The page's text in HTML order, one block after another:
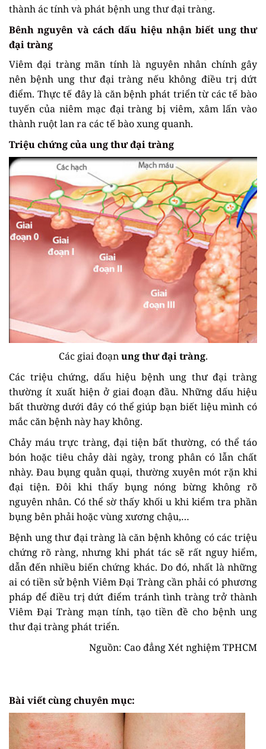
thành ác tính và phát bệnh ung thư đại tràng.
Bênh nguyên và cách dấu hiệu nhận biết ung thư
đại tràng
Viêm đại tràng mãn tính là nguyên nhân chính gây
nên bệnh ung thư đại tràng nếu không điều trị dứt
điểm. Thực tế đây là căn bệnh phát triển từ các tế bào
tuyến của niêm mạc đại tràng bị viêm, xâm lấn vào
thành ruột lan ra các tế bào xung quanh.
Triệu chứng của ung thư đại tràng
Các giai đoạnung thư đại tràng.
Các triệu chứng, dấu hiệu bệnh ung thư đại tràng
thường ít xuất hiện ở giai đoạn đầu. Những dấu hiệu
bất thường dưới đây có thể giúp bạn biết liệu mình có
mắc căn bệnh này hay không.
Chảy máu trực tràng, đại tiện bất thường, có thể táo
bón hoặc tiêu chảy dài ngày, trong phân có lẫn chất
nhày. Đau bụng quằn quại, thường xuyên mót rặn khi
đại tiện. Đôi khi thấy bụng nóng bừng không rõ
nguyên nhân. Có thể sờ thấy khối u khi kiểm tra phần
bụng bên phải hoặc vùng xương chậu,…
Bệnh ung thư đại tràng là căn bệnh không có các triệu
chứng rõ ràng, nhưng khi phát tác sẽ rất nguy hiểm,
dẫn đến nhiều biến chứng khác. Do đó, nhất là những
ai có tiền sử bệnh Viêm Đại Tràng cần phải có phương
pháp để điều trị dứt điểm tránh tình tràng trở thành
Viêm Đại Tràng mạn tính, tạo tiền đề cho bệnh ung
thư đại tràng phát triển.
Nguồn: Cao đẳng Xét nghiệm TPHCM
Bài viết cùng chuyên mục: